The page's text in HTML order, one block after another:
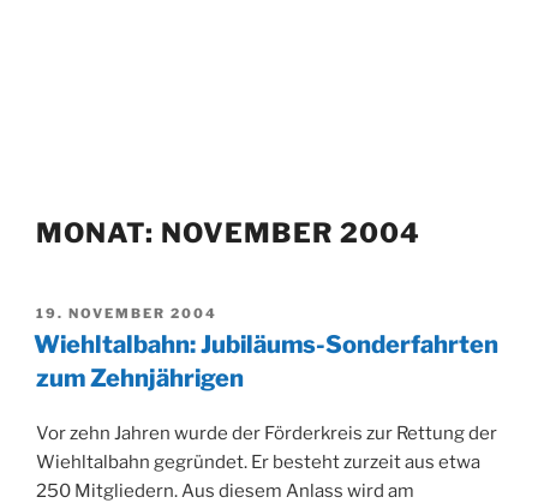
MONAT: NOVEMBER 2004
VERÖFFENTLICHT
AM
19. NOVEMBER 2004
Wiehltalbahn: Jubiläums-Sonderfahrten
zum Zehnjährigen
Vor zehn Jahren wurde der Förderkreis zur Rettung der
Wiehltalbahn gegründet. Er besteht zurzeit aus etwa
250 Mitgliedern. Aus diesem Anlass wird am